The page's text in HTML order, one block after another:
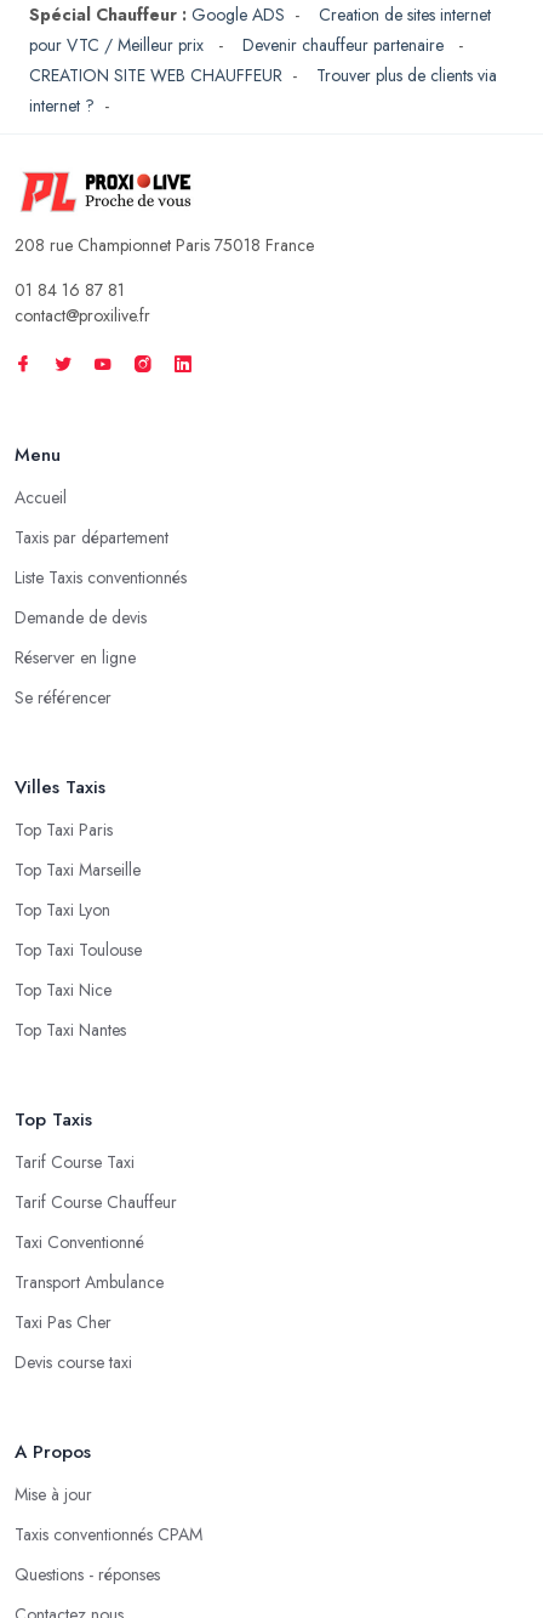
Spécial Chauffeur : Google ADS - Creation de sites internet
pour VTC / Meilleur prix
- Devenir chauffeur partenaire
-
CREATION SITE WEB CHAUFFEUR - Trouver plus de clients via
internet ? -
208 rue Championnet Paris 75018 France
01 84 16 87 81
contact@proxilive.fr
Menu
Accueil
Taxis par département
Liste Taxis conventionnés
Demande de devis
Réserver en ligne
Se référencer
Villes Taxis
Top Taxi Paris
Top Taxi Marseille
Top Taxi Lyon
Top Taxi Toulouse
Top Taxi Nice
Top Taxi Nantes
Top Taxis
Tarif Course Taxi
Tarif Course Chauffeur
Taxi Conventionné
Transport Ambulance
Taxi Pas Cher
Devis course taxi
A Propos
Mise à jour
Taxis conventionnés CPAM
Questions - réponses